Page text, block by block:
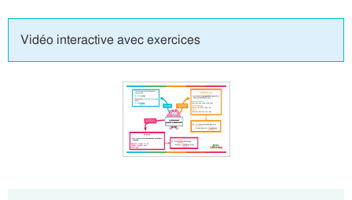
Vidéo interactive avec exercices